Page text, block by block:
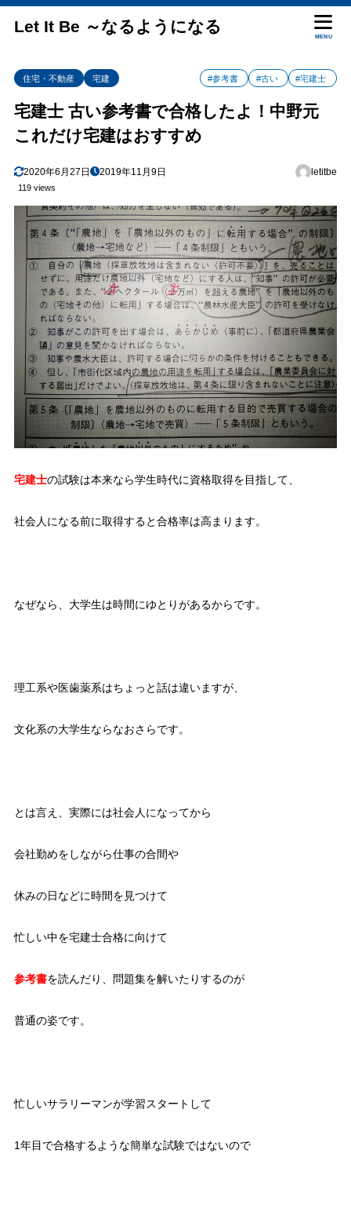
Let It Be ～なるようになる
MENU
住宅・不動産 宅建 #参考書 #古い #宅建士
宅建士 古い参考書で合格したよ！中野元
これだけ宅建はおすすめ
2020年6月27日 2019年11月9日 letitbe
119 views
宅建士の試験は本来なら学生時代に資格取得を目指して、
社会人になる前に取得すると合格率は高まります。
なぜなら、大学生は時間にゆとりがあるからです。
理工系や医歯薬系はちょっと話は違いますが、
文化系の大学生ならなおさらです。
とは言え、実際には社会人になってから
会社勤めをしながら仕事の合間や
休みの日などに時間を見つけて
忙しい中を宅建士合格に向けて
参考書を読んだり、問題集を解いたりするのが
普通の姿です。
忙しいサラリーマンが学習スタートして
1年目で合格するような簡単な試験ではないので